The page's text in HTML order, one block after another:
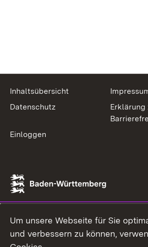
Inhaltsübersicht
Datenschutz
Erklärung
Einloggen
Um unsere Webseite für Sie
und verbessern zu können,